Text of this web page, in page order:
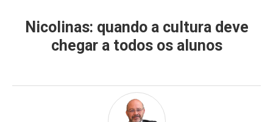
Nicolinas: quando a cultura deve
chegar a todos os alunos